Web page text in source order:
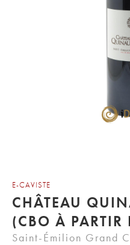
E-CAVISTE
CHÂTEAU
(CBO À
Saint-Émilion Grand